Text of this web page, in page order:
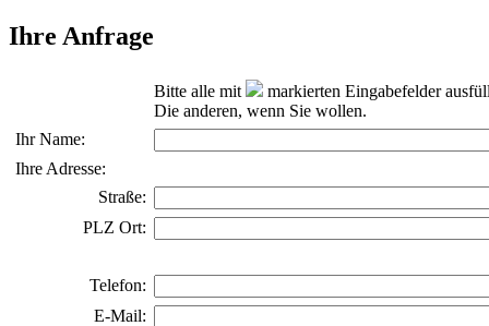
Ihre Anfrage
Bitte alle mit
markierten Eingabefelder
Die anderen, wenn Sie wollen.
Ihr Name:
Ihre Adresse:
Straße:
PLZ Ort:
Telefon:
E-Mail: